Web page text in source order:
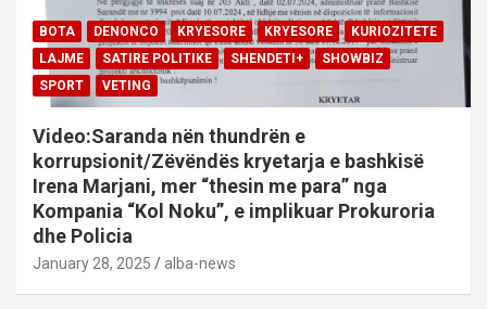
BOTA DENONCO KRYESORE KRYESORE
KURIOZITETE
LAJME
SATIRE POLITIKE SHENDETI+
SHOWBIZ
SPORT
VETING
Video:Saranda nën thundrën e
korrupsionit/Zëvëndës kryetarja e bashkisë
Irena Marjani, mer “thesin me para” nga
Kompania “Kol Noku”, e implikuar Prokuroria
dhe Policia
January 28, 2025 alba-news